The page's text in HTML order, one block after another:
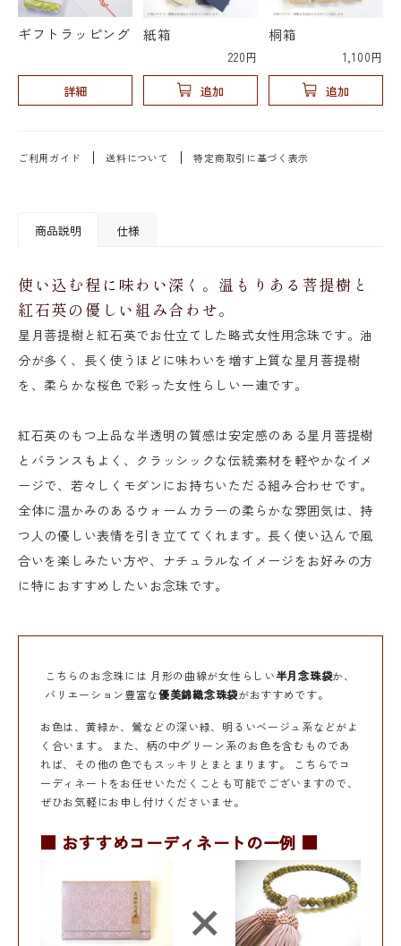
ギフトラッピング
詳細
紙箱
220円
追加
桐箱
1,100円
追加
ご利用ガイド 送料について 特定商取引に基づく表示
商品説明 仕様
使い込む程に味わい深く。温もりある菩提樹と
紅石英の優しい組み合わせ。
星月菩提樹と紅石英でお仕立てした略式女性用念珠です。油
分が多く、長く使うほどに味わいを増す上質な星月菩提樹
を、柔らかな桜色で彩った女性らしい一連です。
紅石英のもつ上品な半透明の質感は安定感のある星月菩提樹
とバランスもよく、クラッシックな伝統素材を軽やかなイメ
ージで、若々しくモダンにお持ちいただる組み合わせです。
全体に温かみのあるウォームカラーの柔らかな雰囲気は、持
つ人の優しい表情を引き立ててくれます。長く使い込んで風
合いを楽しみたい方や、ナチュラルなイメージをお好みの方
に特におすすめしたいお念珠です。
こちらのお念珠には 月形の曲線が女性らしい半月念珠袋か、
バリエーション豊富な優美錦織念珠袋がおすすめです。
お色は、黄緑か、鶯などの深い緑、明るいベージュ系などがよ
く合います。 また、柄の中グリーン系のお色を含むものであ
れば、その他の色でもスッキリとまとまります。 こちらでコ
ーディネートをお任せいただくことも可能でございますので、
ぜひお気軽にお申し付けくださいませ。
■ おすすめコーディネートの一例 ■